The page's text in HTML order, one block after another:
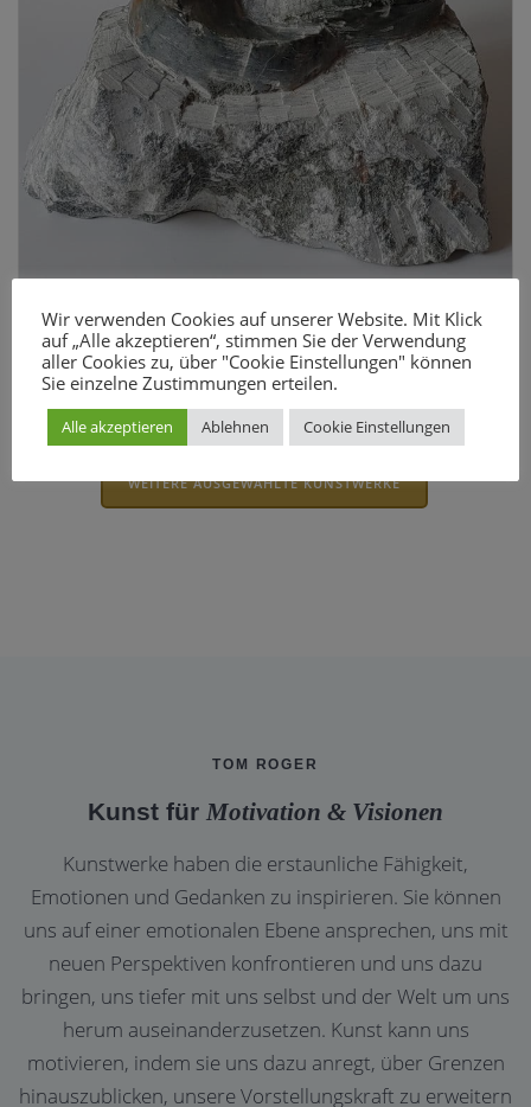
WEITERE AUSGEWÄHLTE KUNSTWERKE
TOM ROGER
Kunst für Motivation & Visionen
Kunstwerke haben die erstaunliche Fähigkeit,
Emotionen und Gedanken zu inspirieren. Sie können
uns auf einer emotionalen Ebene ansprechen, uns mit
neuen Perspektiven konfrontieren und uns dazu
bringen, uns tiefer mit uns selbst und der Welt um uns
herum auseinanderzusetzen. Kunst kann uns
motivieren, indem sie uns dazu anregt, über Grenzen
hinauszublicken, unsere Vorstellungskraft zu erweitern
Wir verwenden Cookies auf unserer Website. Mit Klick
auf „Alle akzeptieren“, stimmen Sie der Verwendung
aller Cookies zu, über "Cookie Einstellungen" können
Sie einzelne Zustimmungen erteilen.
Alle akzeptieren Ablehnen Cookie Einstellungen